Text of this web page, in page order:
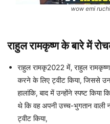
wow emi ruchi
राहुल रामकृष्ण केबारे में
राहुल रामकृ2022 में, राहुल
करने के लिए ट्वीट किया, जिससे
हालांकि, बाद में उन्होंने स्पष्ट
थे कि वह अपनी उच्च-भुगतान वाली
ट्वीट किया,